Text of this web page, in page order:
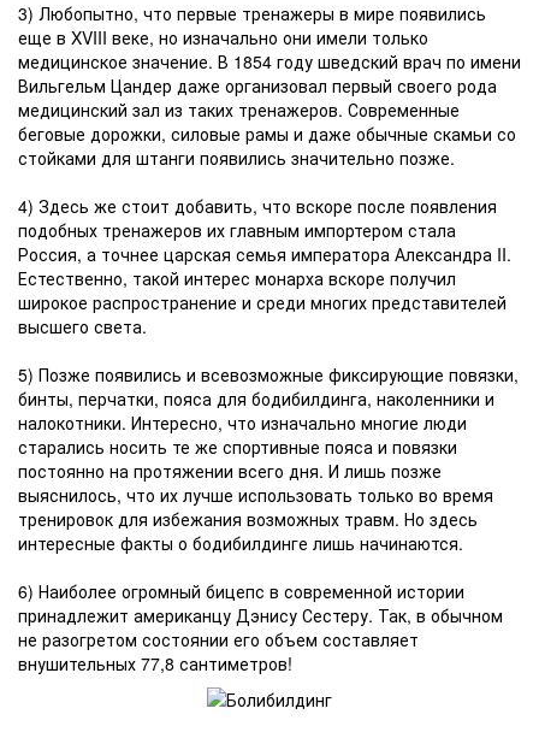
3) Любопытно, что первые тренажеры в мире появились
еще в XVIII веке, но изначально они имели только
медицинское значение. В 1854 году шведский врач по имени
Вильгельм Цандер даже организовал первый своего рода
медицинский зал из таких тренажеров. Современные
беговые дорожки, силовые рамы и даже обычные скамьи со
стойками для штанги появились значительно позже.
4) Здесь же стоит добавить, что вскоре после появления
подобных тренажеров их главным импортером стала
Россия, а точнее царская семья императора Александра II.
Естественно, такой интерес монарха вскоре получил
широкое распространение и среди многих представителей
высшего света.
5) Позже появились и всевозможные фиксирующие повязки,
бинты, перчатки, пояса для бодибилдинга, наколенники и
налокотники. Интересно, что изначально многие люди
старались носить те же спортивные пояса и повязки
постоянно на протяжении всего дня. И лишь позже
выяснилось, что их лучше использовать только во время
тренировок для избежания возможных травм. Но здесь
интересные факты о бодибилдинге лишь начинаются.
6) Наиболее огромный бицепс в современной истории
принадлежит американцу Дэнису Сестеру. Так, в обычном
не разогретом состоянии его объем составляет
внушительных 77,8 сантиметров!